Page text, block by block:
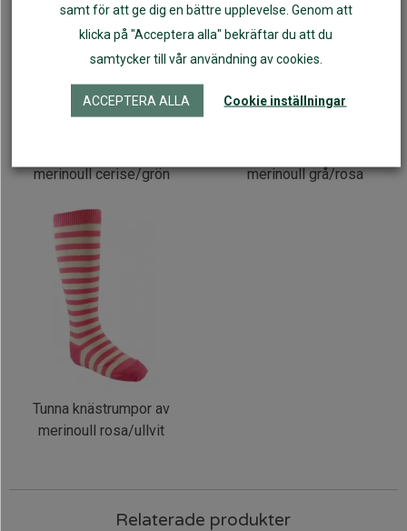
merinoull cerise/grön
merinoull grå/rosa
Tunna knästrumpor av
merinoull rosa/ullvit
Relaterade produkter
samt för att ge dig en bättre upplevelse. Genom att
klicka på "Acceptera alla" bekräftar du att du
samtycker till vår användning av cookies.
ACCEPTERA ALLA Cookie inställningar